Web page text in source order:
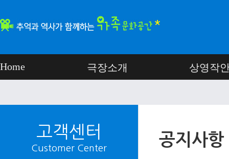
Home 극장소개 상영작
고객센터
Customer Center 공지사항